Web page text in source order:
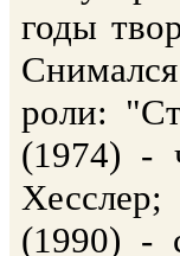
годы
роли:
(1974) -
(1990) -